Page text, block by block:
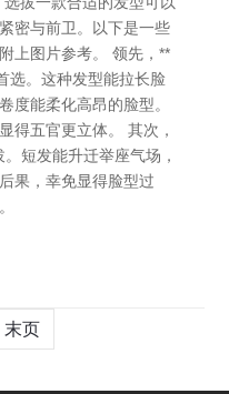
密与前卫。以下是一些
上图片参考。 领先，**
选。这种发型能拉长脸
度能柔化高昂的脸型。
得五官更立体。 其次，
短发能升迁举座气场，
果，幸免显得脸型过
末页